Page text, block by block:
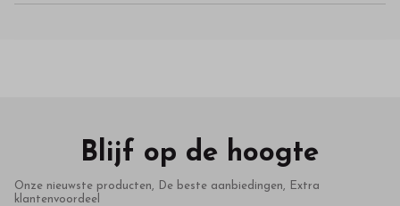
Blijf op de hoogte
Onze nieuwste producten, De beste aanbiedingen, Extra
klantenvoordeel